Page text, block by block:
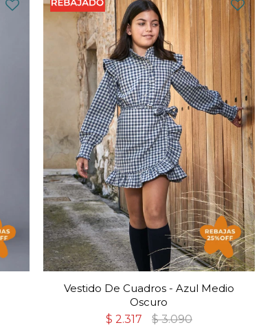
Vestido De Cuadros - Azul Medio
Oscuro
$ 2.317 $ 3.090